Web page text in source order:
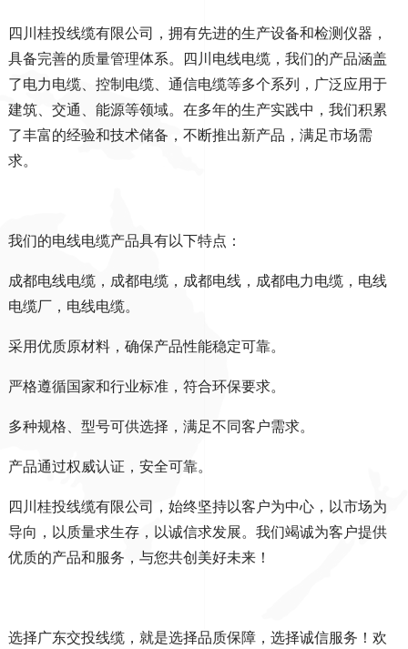
四川桂投线缆有限公司， 拥有先进的生产设备和检测仪器，
具备完善的质量管理体系。四川电线电缆，我们的产品涵盖
了电力电缆、控制电缆、通信电缆等多个系列，广泛应用于
建筑、交通、能源等领域。在多年的生产实践中，我们积累
了丰富的经验和技术储备，不断推出新产品，满足市场需
求。
我们的电线电缆产品具有以下特点：
成都电线电缆，成都电缆，成都电线，成都电力电缆，电线
电缆厂，电线电缆。
采用优质原材料，确保产品性能稳定可靠。
严格遵循国家和行业标准，符合环保要求。
多种规格、型号可供选择，满足不同客户需求。
产品通过权威认证，安全可靠。
四川桂投线缆有限公司 ，始终坚持以客户为中心，以市场为
导向，以质量求生存，以诚信求发展。我们竭诚为客户提供
优质的产品和服务，与您共创美好未来！
选择广东交投线缆，就是选择品质保障，选择诚信服务！欢